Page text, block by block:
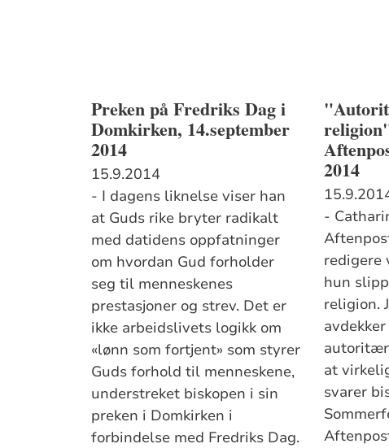
Preken på Fredriks Dag i
Domkirken, 14.september
2014
15.9.2014
- I dagens liknelse viser han
at Guds rike bryter radikalt
med datidens oppfatninger
om hvordan Gud forholder
seg til menneskenes
prestasjoner og strev. Det er
ikke arbeidslivets logikk om
«lønn som fortjent» som styrer
Guds forhold til menneskene,
understreket biskopen i sin
preken i Domkirken i
forbindelse med Fredriks Dag.
2014
-
redigere
hun
religion.
at
svarer